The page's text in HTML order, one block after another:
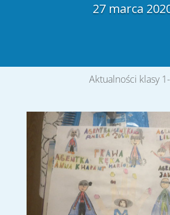
27 marca
Aktualności klasy